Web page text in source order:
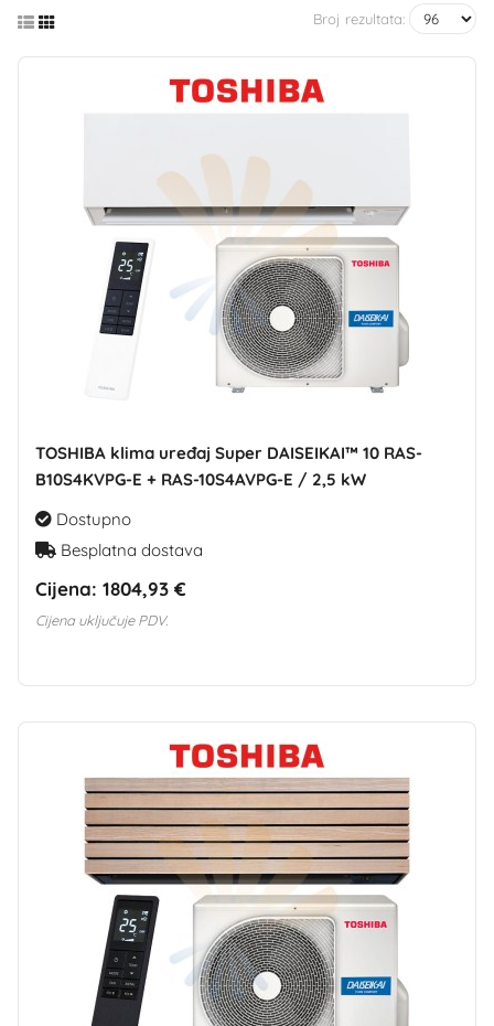
Broj rezultata:
TOSHIBA klima uređaj Super DAISEIKAI™ 10 RAS-
B10S4KVPG-E + RAS-10S4AVPG-E / 2,5 kW
Dostupno
Besplatna dostava
Cijena: 1804,93 €
Cijena uključuje PDV.